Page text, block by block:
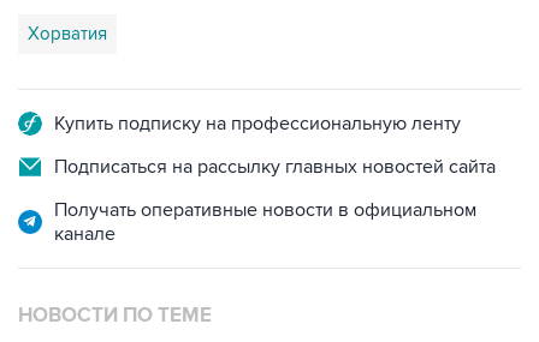
Хорватия
Купить подписку на профессиональную ленту
Подписаться на рассылку главных новостей сайта
Получать оперативные новости в официальном
канале
НОВОСТИ ПО ТЕМЕ